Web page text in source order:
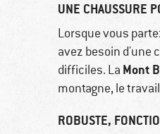
UNE CHAUSSURE
Lorsque vous
avez besoin d'une
difficiles. La Mont
montagne, le
ROBUSTE,